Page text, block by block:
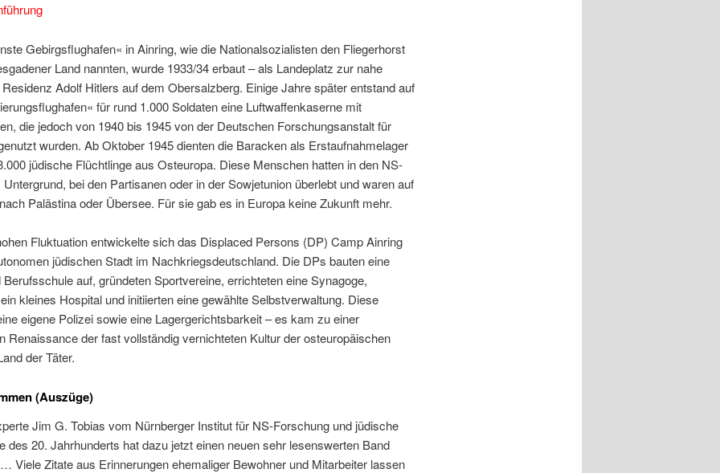
Gebirgsflughafen« in Ainring, wie die Nationalsozialisten den Fliegerhorst
Land nannten, wurde 1933/34 erbaut – als Landeplatz zur nahe
Adolf Hitlers auf dem Obersalzberg. Einige Jahre später entstand auf
für rund 1.000 Soldaten eine Luftwaffenkaserne mit
die jedoch von 1940 bis 1945 von der Deutschen Forschungsanstalt für
wurden. Ab Oktober 1945 dienten die Baracken als Erstaufnahmelager
jüdische Flüchtlinge aus Osteuropa. Diese Menschen hatten in den NS-
bei den Partisanen oder in der Sowjetunion überlebt und waren auf
Palästina oder Übersee. Für sie gab es in Europa keine Zukunft mehr.
Fluktuation entwickelte sich das Displaced Persons (DP) Camp Ainring
jüdischen Stadt im Nachkriegsdeutschland. Die DPs bauten eine
auf, gründeten Sportvereine, errichteten eine Synagoge,
kleines Hospital und initiierten eine gewählte Selbstverwaltung. Diese
eigene Polizei sowie eine Lagergerichtsbarkeit – es kam zu einer
Renaissance der fast vollständig vernichteten Kultur der osteuropäischen
der Täter.
(Auszüge)
Jim G. Tobias vom Nürnberger Institut für NS-Forschung und jüdische
des 20. Jahrhunderts hat dazu jetzt einen neuen sehr lesenswerten Band
Viele Zitate aus Erinnerungen ehemaliger Bewohner und Mitarbeiter lassen